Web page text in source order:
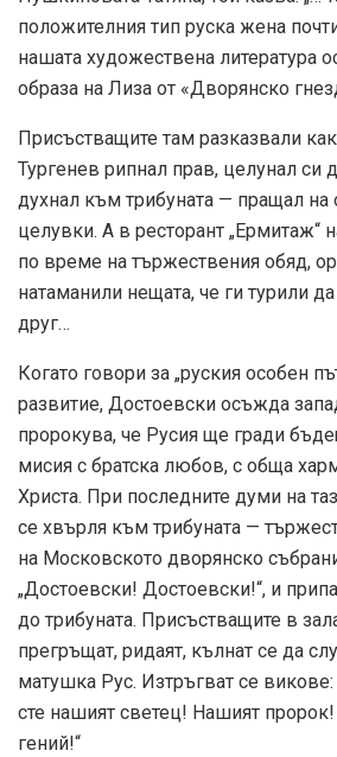
положителния тип руска жена
нашата художествена литература
образа на Лиза от «Дворянско
Присъстващите там разказвали
Тургенев рипнал прав, целунал си
духнал към трибуната — пращал
целувки. А в ресторант „Ермитаж“
по време на тържествения обяд,
натаманили нещата, че ги турили
друг…
Когато говори за „руския особен
развитие, Достоевски осъжда
пророкува, че Русия ще гради
мисия с братска любов, с обща
Христа. При последните думи на
се хвърля към трибуната —
на Московското дворянско
„Достоевски! Достоевски!“, и
до трибуната. Присъстващите в
прегръщат, ридаят, кълнат се да
матушка Рус. Изтръгват се
сте нашият светец! Нашият
гений!“